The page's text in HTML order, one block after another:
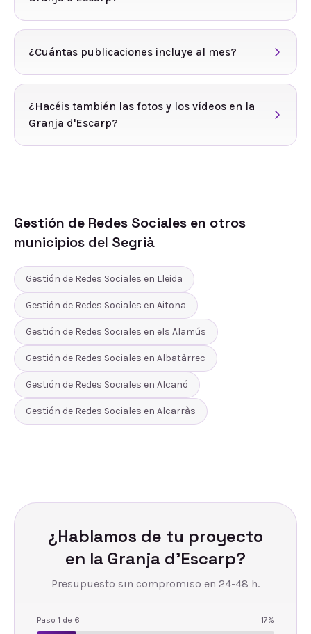
¿Cuántas publicaciones incluye al mes?
¿Hacéis también las fotos y los vídeos en la
Granja d'Escarp?
Gestión de Redes Sociales en otros
municipios del Segrià
Gestión de Redes Sociales en Lleida
Gestión de Redes Sociales en Aitona
Gestión de Redes Sociales en els Alamús
Gestión de Redes Sociales en Albatàrrec
Gestión de Redes Sociales en Alcanó
Gestión de Redes Sociales en Alcarràs
¿Hablamos de tu proyecto
en la Granja d'Escarp?
Presupuesto sin compromiso en 24-48 h.
Paso 1 de 6 17%